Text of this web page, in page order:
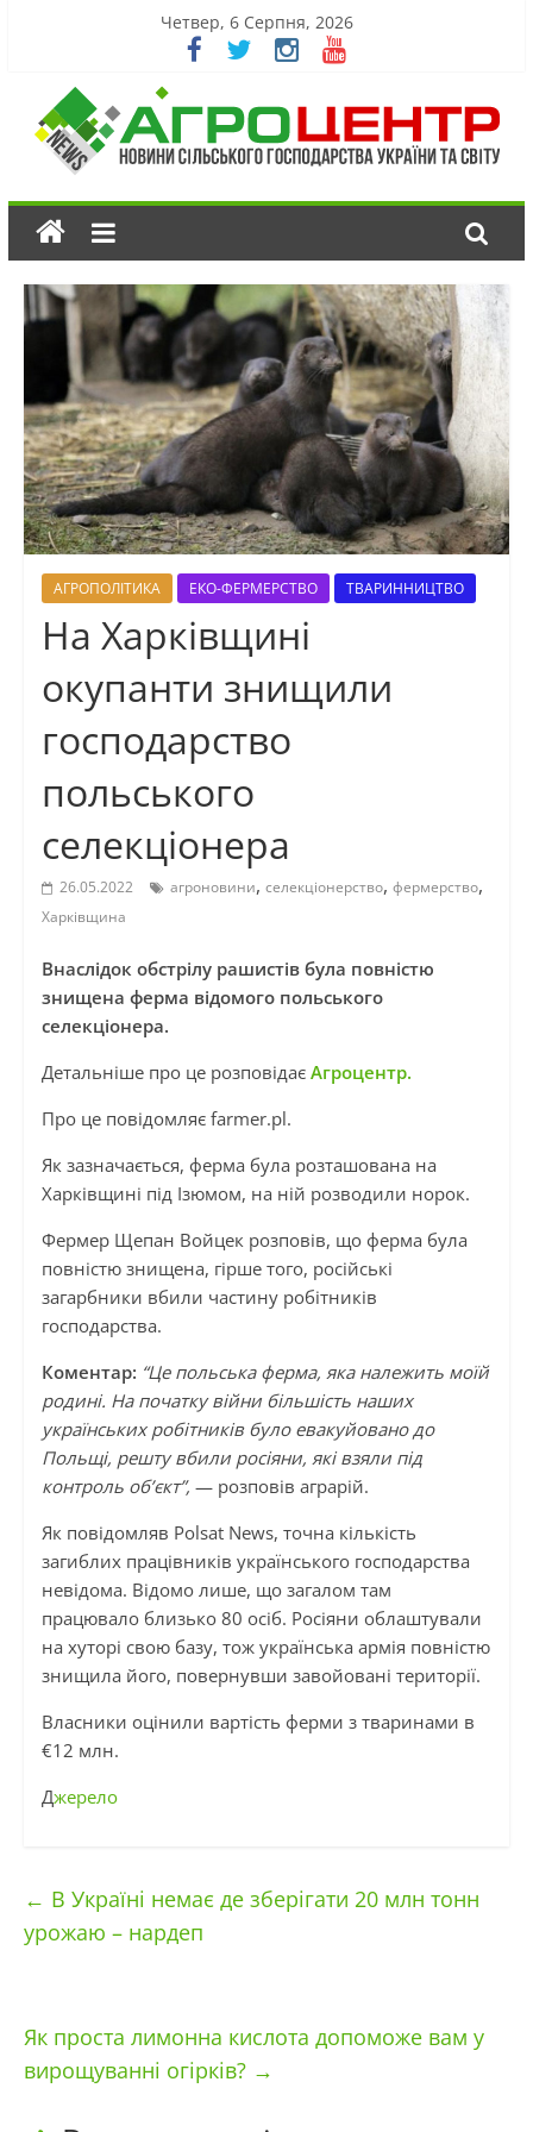
Четвер, 6 Серпня, 2026
АГРОПОЛІТИКА ЕКО-ФЕРМЕРСТВО ТВАРИННИЦТВО
На Харківщині
окупанти знищили
господарство
польського
селекціонера
26.05.2022 агроновини, селекціонерство, фермерство,
Харківщина
Внаслідок обстрілу рашистів була повністю
знищена ферма відомого польського
селекціонера.
Детальніше про це розповідає Агроцентр.
Про це повідомляє farmer.pl.
Як зазначається, ферма була розташована на
Харківщині під Ізюмом, на ній розводили норок.
Фермер Щепан Войцек розповів, що ферма була
повністю знищена, гірше того, російські
загарбники вбили частину робітників
господарства.
Коментар: “Це польська ферма, яка належить моїй
родині. На початку війни більшість наших
українських робітників було евакуйовано до
Польщі, решту вбили росіяни, які взяли під
контроль об’єкт”, — розповів аграрій.
Як повідомляв Polsat News, точна кількість
загиблих працівників українського господарства
невідома. Відомо лише, що загалом там
працювало близько 80 осіб. Росіяни облаштували
на хуторі свою базу, тож українська армія повністю
знищила його, повернувши завойовані території.
Власники оцінили вартість ферми з тваринами в
€12 млн.
Джерело
← В Україні немає де зберігати 20 млн тонн
урожаю – нардеп
Як проста лимонна кислота допоможе вам у
вирощуванні огірків? →